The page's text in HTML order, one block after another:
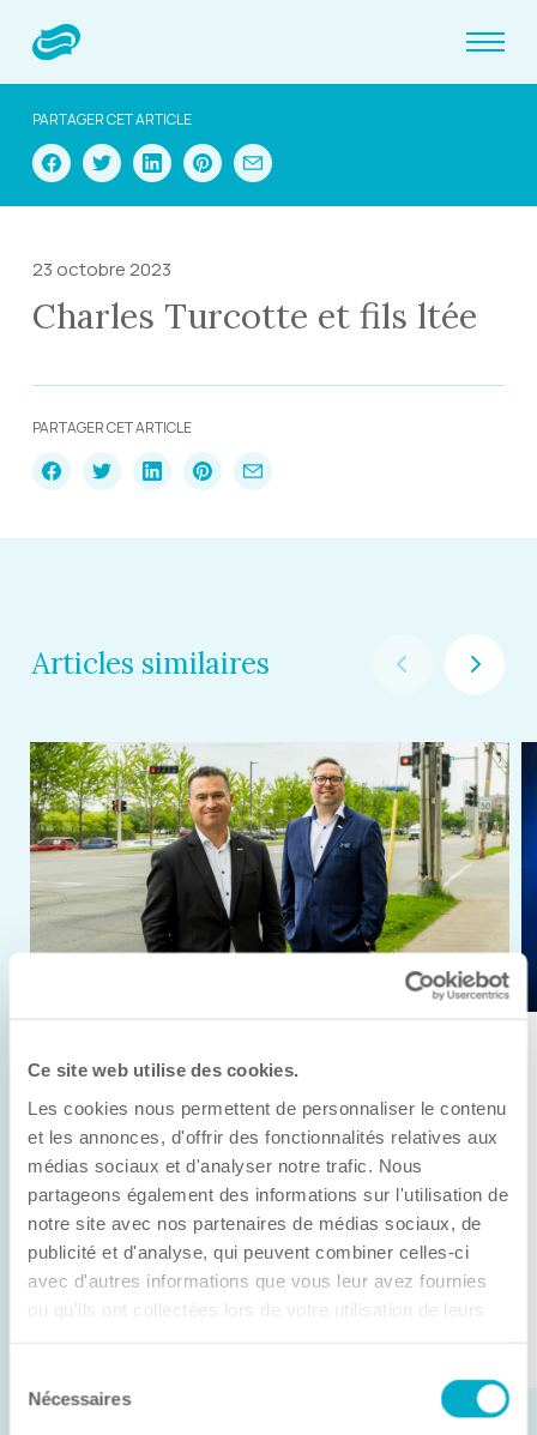
Ce site web utilise des cookies.
Les cookies nous permettent de personnaliser le contenu
et les annonces, d'offrir des fonctionnalités relatives aux
médias sociaux et d'analyser notre trafic. Nous
partageons également des informations sur l'utilisation de
notre site avec nos partenaires de médias sociaux, de
publicité et d'analyse, qui peuvent combiner celles-ci
avec d'autres informations que vous leur avez fournies
ou qu'ils ont collectées lors de votre utilisation de leurs
Nécessaires
PARTAGER CET ARTICLE
23 octobre 2023
Charles Turcotte et fils ltée
PARTAGER CET ARTICLE
Articles similaires
Anick Métivier devient le nouveau
président de la CCI3R
C’est lors de son assemblée générale annuelle
tenue hier que la Chambre de commerce et
d’industries de ...